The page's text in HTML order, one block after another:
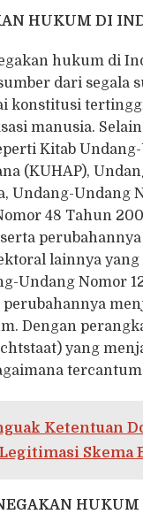
HUKUM DI
hukum di
dari
konstitusi
manusia.
Kitab
(KUHAP),
Undang-Undang
48 Tahun
lainnya
Undang Nomor
perubahannya
Dengan
yang
tercantum
Ketentuan